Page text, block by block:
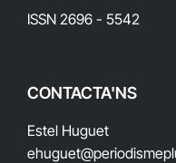
ISSN 2696 - 5542
CONTACTA'NS
Estel Huguet
ehuguet